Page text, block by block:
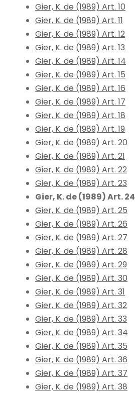
Gier, K. de (1989) Art. 10
Gier, K. de (1989) Art. 11
Gier, K. de (1989) Art. 12
Gier, K. de (1989) Art. 13
Gier, K. de (1989) Art. 14
Gier, K. de (1989) Art. 15
Gier, K. de (1989) Art. 16
Gier, K. de (1989) Art. 17
Gier, K. de (1989) Art. 18
Gier, K. de (1989) Art. 19
Gier, K. de (1989) Art. 20
Gier, K. de (1989) Art. 21
Gier, K. de (1989) Art. 22
Gier, K. de (1989) Art. 23
Gier, K. de (1989) Art. 24
Gier, K. de (1989) Art. 25
Gier, K. de (1989) Art. 26
Gier, K. de (1989) Art. 27
Gier, K. de (1989) Art. 28
Gier, K. de (1989) Art. 29
Gier, K. de (1989) Art. 30
Gier, K. de (1989) Art. 31
Gier, K. de (1989) Art. 32
Gier, K. de (1989) Art. 33
Gier, K. de (1989) Art. 34
Gier, K. de (1989) Art. 35
Gier, K. de (1989) Art. 36
Gier, K. de (1989) Art. 37
Gier, K. de (1989) Art. 38